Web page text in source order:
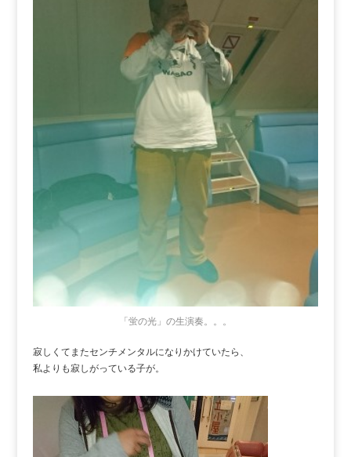
「蛍の光」の生演奏。。。
寂しくてまたセンチメンタルになりかけていたら、
私よりも寂しがっている子が。